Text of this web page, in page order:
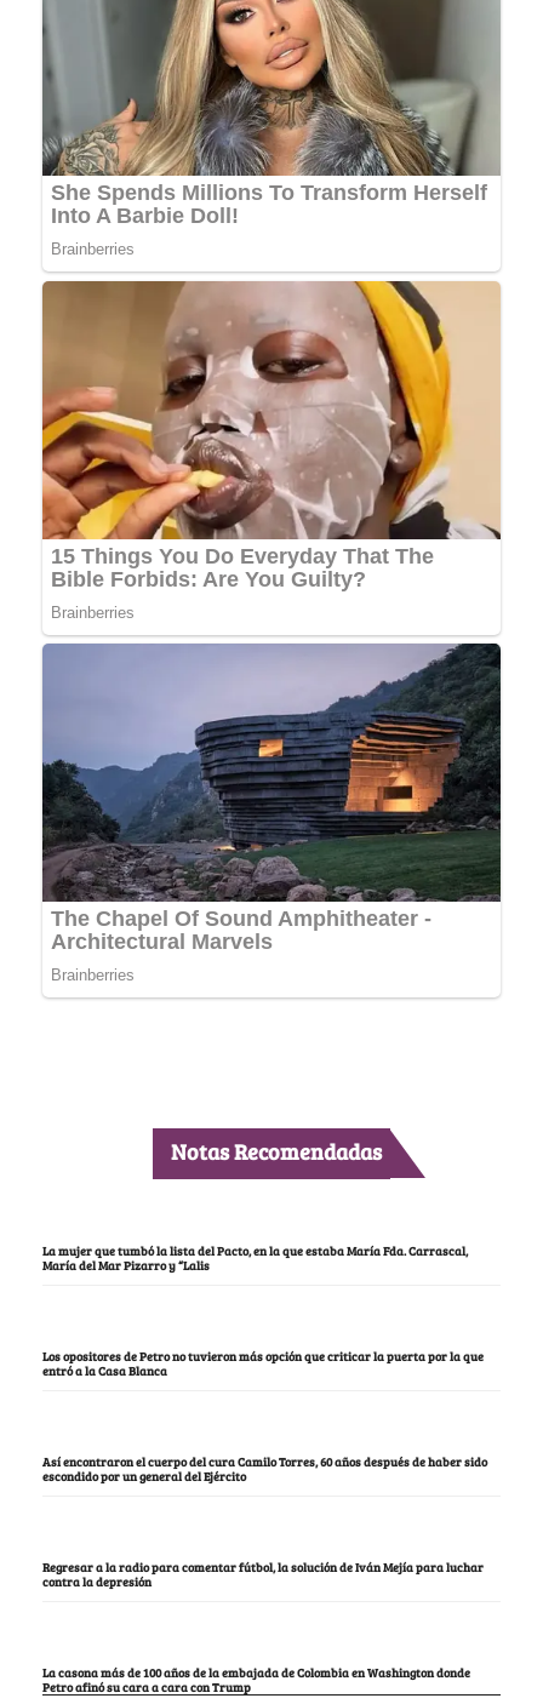
Notas Recomendadas
La mujer que tumbó la lista del Pacto, en la que estaba María Fda. Carrascal,
María del Mar Pizarro y “Lalis
Los opositores de Petro no tuvieron más opción que criticar la puerta por la que
entró a la Casa Blanca
Así encontraron el cuerpo del cura Camilo Torres, 60 años después de haber sido
escondido por un general del Ejército
Regresar a la radio para comentar fútbol, la solución de Iván Mejía para luchar
contra la depresión
La casona más de 100 años de la embajada de Colombia en Washington donde
Petro afinó su cara a cara con Trump